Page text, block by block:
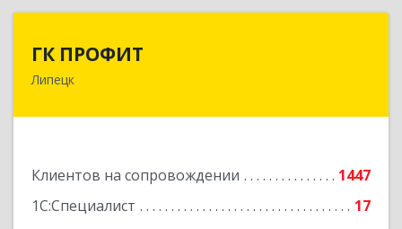
ГК ПРОФИТ
Липецк
Клиентов на сопровождении
1447
1С:Специалист
17
398001, Липецкая обл, Липецк г, Советская ул,